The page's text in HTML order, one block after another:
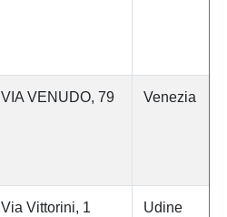
VIA VENUDO, 79 Venezia
Via Vittorini, 1 Udine